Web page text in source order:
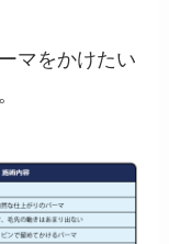
マをかけたい